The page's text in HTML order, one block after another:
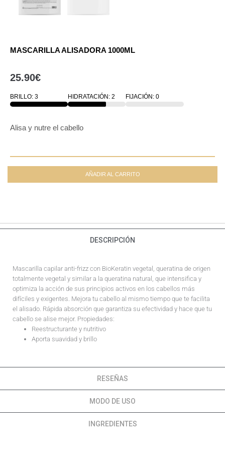
MASCARILLA ALISADORA 1000ML
25.90€
BRILLO: 3 HIDRATACIÓN: 2 FIJACIÓN: 0
Alisa y nutre el cabello
AÑADIR AL CARRITO
DESCRIPCIÓN
RESEÑAS
MODO DE USO
INGREDIENTES
Mascarilla capilar anti-frizz con BioKeratin vegetal, queratina de origen
totalmente vegetal y similar a la queratina natural, que intensifica y
optimiza la acción de sus principios activos en los cabellos más
difíciles y exigentes. Mejora tu cabello al mismo tiempo que te facilita
el alisado. Rápida absorción que garantiza su efectividad y hace que tu
cabello se alise mejor. Propiedades:
Reestructurante y nutritivo
Aporta suavidad y brillo